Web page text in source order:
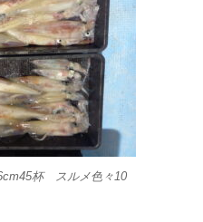
杯 スルメ色々10